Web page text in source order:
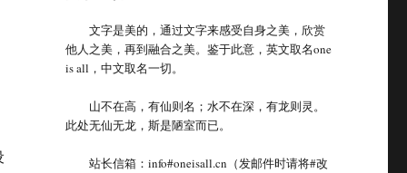
文字是美的，通过文字来感受自身之美，欣赏
他人之美，再到融合之美。鉴于此意，英文取名one
is all，中文取名一切。
山不在高，有仙则名；水不在深，有龙则灵。
此处无仙无龙，斯是陋室而已。
站长信箱：info#oneisall.cn（发邮件时请将#改